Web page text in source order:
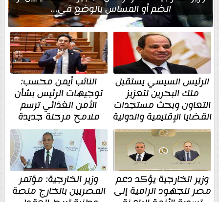
الضم أو المساس بالوضع في...
الرئيس السيسي يستقبل
ملك البحرين لتعزيز
التعاون وبحث مستجدات
القضايا الإقليمية والدولية
النائب أيمن محسب:
توجيهات الرئيس بشأن
الأمن الغذائي ترسم
ملامح مرحلة جديدة
وزير الخارجية يؤكد دعم
مصر للجهود الرامية إلى
وزير الخارجية: مؤتمر
المصريين بالخارج منصة